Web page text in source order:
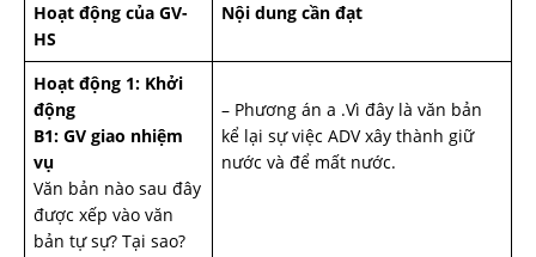
Hoạt động của GV-
HS
Nội dung cần đạt
Hoạt động 1: Khởi
động
B1: GV giao nhiệm
vụ
Văn bản nào sau đây
được xếp vào văn
bản tự sự? Tại sao?
– Phương án a .Vì đây là văn bản
kể lại sự việc ADV xây thành giữ
nước và để mất nước.